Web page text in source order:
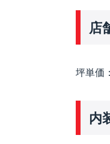
店
坪単価：
内